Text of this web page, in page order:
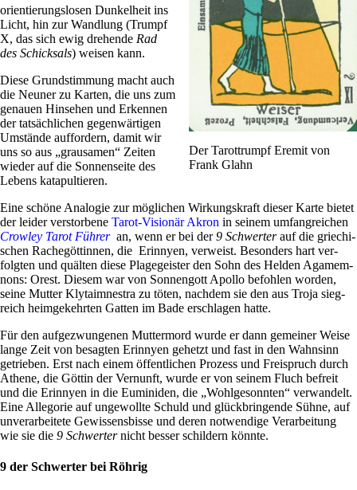
Der Tarot­trumpf Eremit von
Frank Glahn
ori­en­tie­rungs­losen Dun­kel­heit ins
Licht, hin zur Wand­lung (Trumpf
X, das sich ewig dre­hende Rad
des Schick­sals) weisen kann.
Diese Grund­stim­mung macht auch
die Neuner zu Karten, die uns zum
genauen Hin­sehen und Erkennen
der tat­säch­li­chen gegen­wär­tigen
Umstände auf­for­dern, damit wir
uns so aus „grau­samen“ Zeiten
wieder auf die Son­nen­seite des
Lebens katapultieren.
Eine schöne Ana­logie zur mög­li­chen Wir­kungs­kraft dieser Karte bietet
der leider ver­stor­bene Tarot-Visionär Akron in seinem umfang­rei­chen
Crowley Tarot Führer an, wenn er bei der9 Schwerterauf die grie­chi­
schen Rache­göt­tinnen, die Erin­nyen, ver­weist. Beson­ders hart ver­
folgten und quälten diese Pla­ge­gei­ster den Sohn des Helden Aga­mem­
nons: Orest. Diesem war von Son­nen­gott Apollo befohlen worden,
seine Mutter Kly­taim­ne­stra zu töten, nachdem sie den aus Troja sieg­
reich heim­ge­kehrten Gatten im Bade erschlagen hatte.
Für den auf­ge­zwun­genen Mut­ter­mord wurde er dann gemeiner Weise
lange Zeit von besagten Erin­nyen gehetzt und fast in den Wahn­sinn
getrieben. Erst nach einem öffent­li­chen Pro­zess und Frei­spruch durch
Athene, die Göttin der Ver­nunft, wurde er von seinem Fluch befreit
und die Erin­nyen in die Eumi­niden, die „Wohl­ge­sonnten“ ver­wan­delt.
Eine Alle­gorie auf unge­wollte Schuld und glück­brin­gende Sühne, auf
unver­ar­bei­tete Gewis­sens­bisse und deren not­wen­dige Ver­ar­bei­tung
wie sie die 9 Schwerternicht besser schil­dern könnte.
9 der Schwerter bei Röhrig